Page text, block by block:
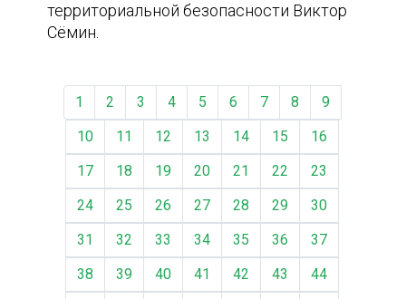
территориальной безопасности Виктор
Сёмин.
1 2 3 4 5 6 7 8
9
10
11 12 13 14 15
16
17
18 19 20 21 22
23
24
25 26 27 28 29
30
31
32 33 34 35 36
37
38
39 40 41 42 43
44